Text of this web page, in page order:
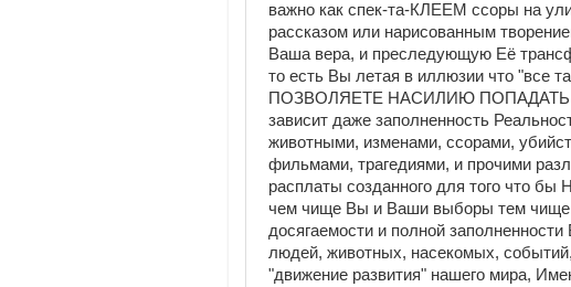
важно как спек-та-КЛЕЕМ ссоры на
рассказом или нарисованным
Ваша вера, и преследующую Её
то есть Вы летая в иллюзии что "все
ПОЗВОЛЯЕТЕ НАСИЛИЮ ПОПАДАТЬ
зависит даже заполненность
животными, изменами, ссорами,
фильмами, трагедиями, и прочими
расплаты созданного для того
чем чище Вы и Ваши выборы тем
досягаемости и полной
людей, животных, насекомых, событий,
"движение развития" нашего мира,